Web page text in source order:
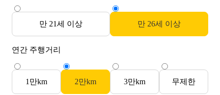
만 21세 이상 만 26세 이상
연간 주행거리
1만km 2만km 3만km 무제한